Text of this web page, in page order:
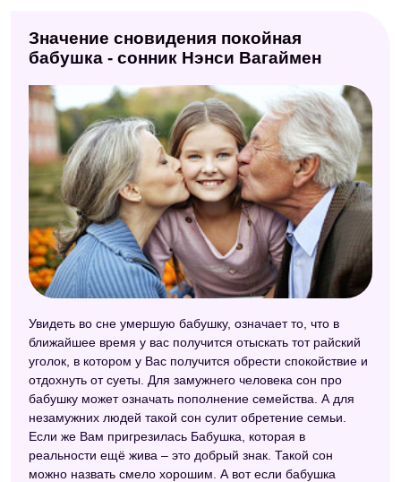
Значение сновидения покойная
бабушка - сонник Нэнси Вагаймен
Увидеть во сне умершую бабушку, означает то, что в
ближайшее время у вас получится отыскать тот райский
уголок, в котором у Вас получится обрести спокойствие и
отдохнуть от суеты. Для замужнего человека сон про
бабушку может означать пополнение семейства. А для
незамужних людей такой сон сулит обретение семьи.
Если же Вам пригрезилась Бабушка, которая в
реальности ещё жива – это добрый знак. Такой сон
можно назвать смело хорошим. А вот если бабушка